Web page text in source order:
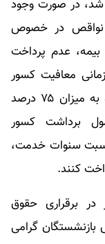
شد، در صورت وجود
نواقص در خصوص
بیمه، عدم پرداخت
معافیت کسور
سنوات خدمت باشد، به مدت چهار ماه و به میزان ۷۵ درصد
برداشت کسور
سنوات خدمت،
کنند.
در برقراری حقوق
بازنشستگان گرامی